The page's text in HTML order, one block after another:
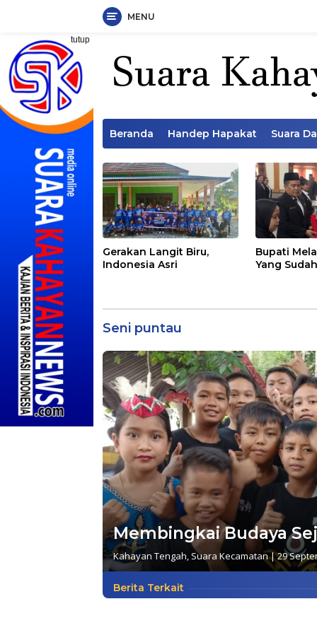
Langsung
konten
MENU
tutup
Beranda Handep Hapakat Suara
Gerakan Langit Biru,
Indonesia Asri
Bupati
Yang
Seni puntau
Membingkai Budaya
Kahayan Tengah, Suara Kecamatan|29
Berita Terkait